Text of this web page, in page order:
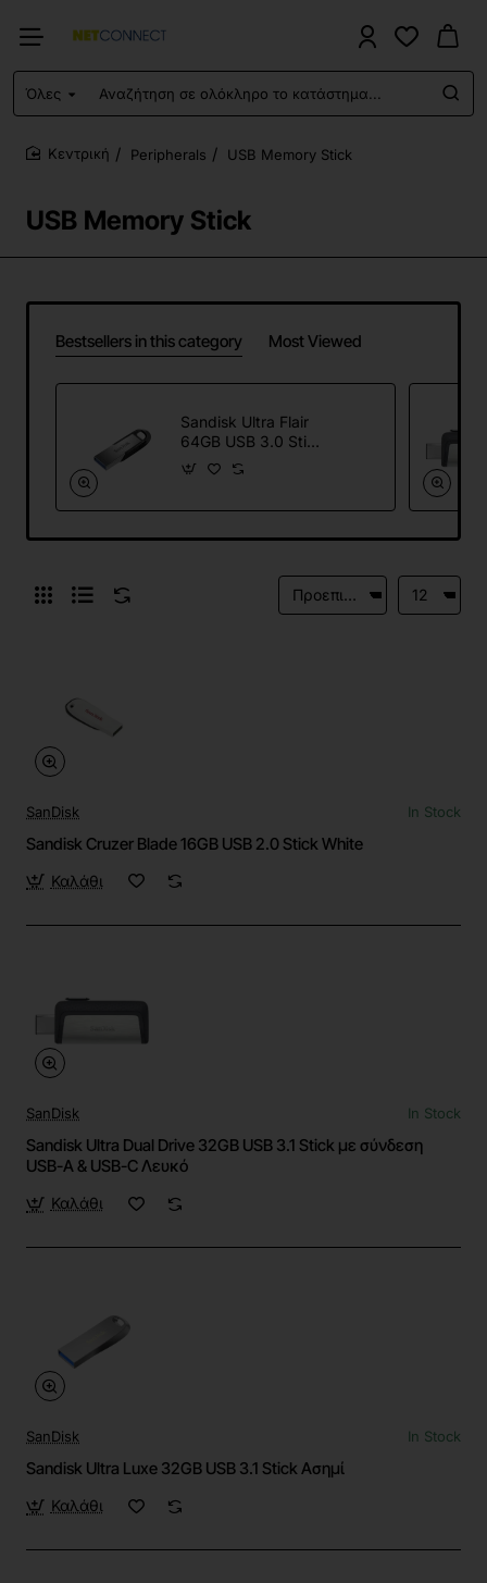
Όλες
Αναζήτηση
σε
ολόκληρο
το
USB Memory Stick
Peripherals USB Memory Stick
Bestsellers in this category Most Viewed
Sandisk Ultra Flair
64GB USB 3.0 Stick
Black
SanDisk In Stock
Sandisk Cruzer Blade 16GB USB 2.0 Stick White
Καλάθι
SanDisk In Stock
Sandisk Ultra Dual Drive 32GB USB 3.1 Stick με σύνδεση
USB-A & USB-C Λευκό
Καλάθι
SanDisk In Stock
Sandisk Ultra Luxe 32GB USB 3.1 Stick Ασημί
Καλάθι